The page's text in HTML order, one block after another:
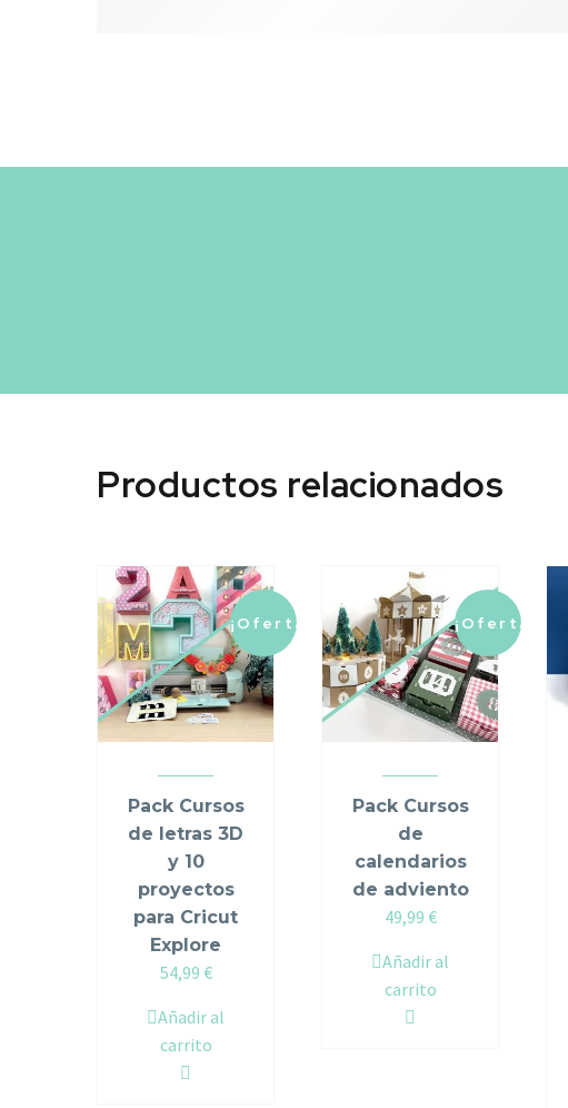
Productos relacionados
¡Oferta!
Pack Cursos
de letras 3D
y 10
proyectos
para Cricut
Explore
Original
was:
59,98 €.
54,99 €Current
is:
54,99 €.
Añadir al
carrito
¡Oferta!
Pack Cursos
de
calendarios
de adviento
Original
was:
64,97 €.
49,99 €Current
is:
49,99 €.
Añadir al
carrito